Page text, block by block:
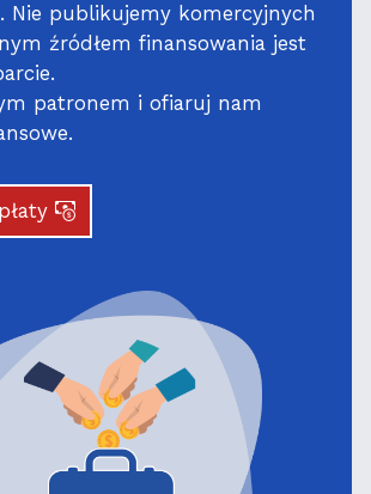
Nie publikujemy komercyjnych
źródłem finansowania jest
patronem i ofiaruj nam